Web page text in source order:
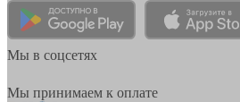
Мы в соцсетях
Мы принимаем к оплате